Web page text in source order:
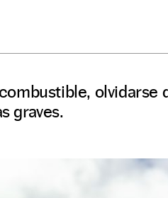
olvidarse
graves.